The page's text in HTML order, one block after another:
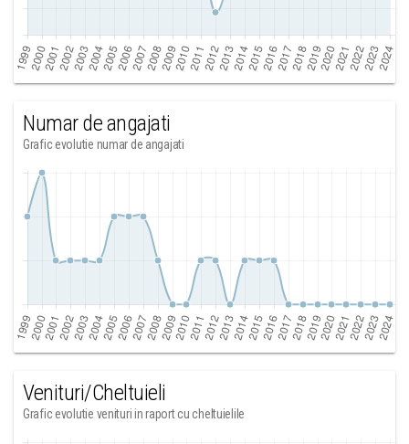
Numar de angajati
Grafic evolutie numar de angajati
Venituri/Cheltuieli
Grafic evolutie venituri in raport cu cheltuielile